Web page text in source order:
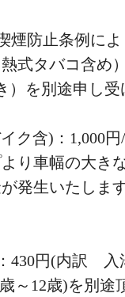
煙防止条例に
式タバコ含め
）を別途申し受
ク含)：1,000
り車幅の大き
発生いたしま
430円(内訳 入
～12歳)を別途